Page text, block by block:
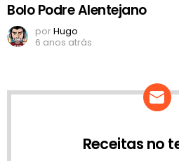
Bolo Podre Alentejano
porHugo
6 anos atrás
Receitas no